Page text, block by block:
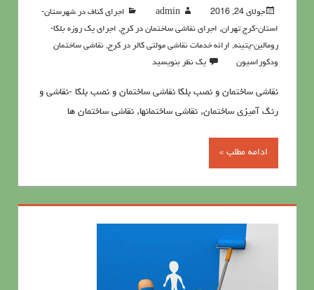
جولای 24, 2016 admin
اجرای کناف در شهرستان-
استان-کرج تهران, اجرای نقاشی ساختمان در کرج, اجرای یک روزه بلکا-
رومالین-پتینه, ارائه خدمات نقاشی مولتی کالر در کرج, نقاشي ساختمان
ودكوراسيون
یک نظر بنویسید
نقاشی ساختمان و نصب بلکا نقاشی ساختمان و نصب بلکا -نقاشی و
رنگ آمیزی ساختمان, نقاشی ساختمانها, نقاشی ساختمان ها
ادامه مطلب »